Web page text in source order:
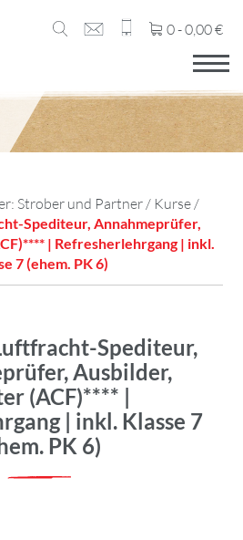
0 -0,00€
Strober und Partner/ Kurse/
Spediteur, Annahmeprüfer,
| Refresherlehrgang | inkl.
7 (ehem. PK 6)
Spediteur,
Ausbilder,
(ACF)**** |
| inkl. Klasse 7
PK 6)